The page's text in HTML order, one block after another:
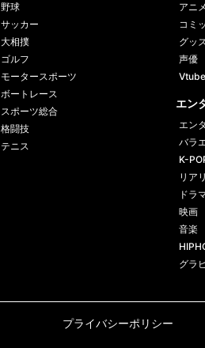
野球
サッカー
大相撲
ゴルフ
モータースポーツ
ボートレース
スポーツ総合
格闘技
テニス
アニ
コミ
グッ
声優
エン
エン
バラ
K-
リア
ドラ
映画
音楽
グラ
プライバシーポリシー